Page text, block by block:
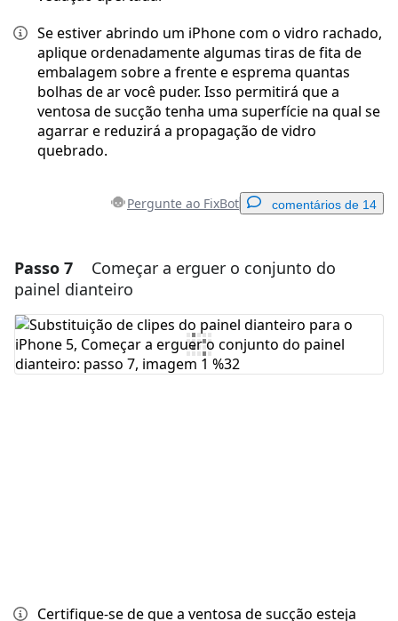
Se estiver abrindo um iPhone com o vidro rachado,
aplique ordenadamente algumas tiras de fita de
embalagem sobre a frente e esprema quantas
bolhas de ar você puder. Isso permitirá que a
ventosa de sucção tenha uma superfície na qual se
agarrar e reduzirá a propagação de vidro
quebrado.
Pergunte ao FixBot comentários de 14
Adicionar um comentário
Comentar
Passo 7
Começar a erguer o conjunto do
painel dianteiro
Certifique-se de que a ventosa de sucção esteja